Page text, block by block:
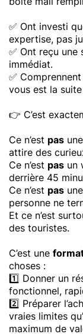
✅ Ont investi
expertise, pas
✅ Ont reçu une
immédiat.
✅
vous est la
👉 C’est
Ce n’est pas
attire des
Ce n’est pas un
derrière 45
Ce n’est pas
personne ne
Et ce n’est
des touristes.
C’est une
choses :
1️⃣ Donner un
fonctionnel,
2️⃣ Préparer
vraies limites
maximum de